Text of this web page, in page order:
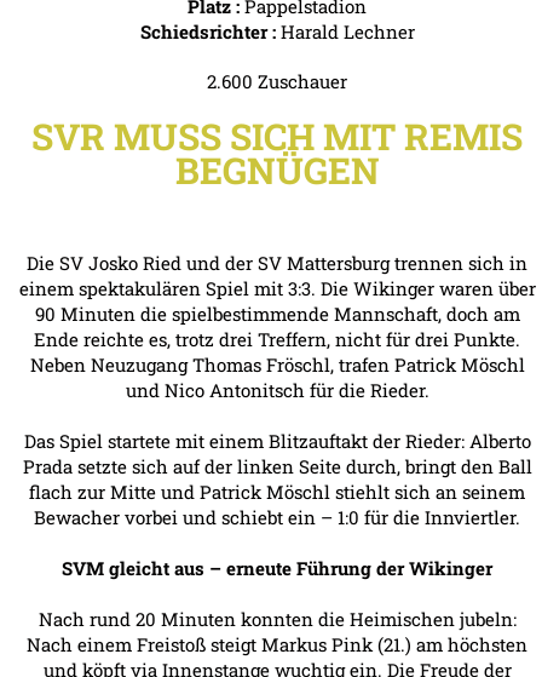
Platz : Pappelstadion
Schiedsrichter : Harald Lechner
2.600 Zuschauer
SVR MUSS SICH MIT REMIS
BEGNÜGEN
Die SV Josko Ried und der SV Mattersburg trennen sich in
einem spektakulären Spiel mit 3:3. Die Wikinger waren über
90 Minuten die spielbestimmende Mannschaft, doch am
Ende reichte es, trotz drei Treffern, nicht für drei Punkte.
Neben Neuzugang Thomas Fröschl, trafen Patrick Möschl
und Nico Antonitsch für die Rieder.
Das Spiel startete mit einem Blitzauftakt der Rieder: Alberto
Prada setzte sich auf der linken Seite durch, bringt den Ball
flach zur Mitte und Patrick Möschl stiehlt sich an seinem
Bewacher vorbei und schiebt ein – 1:0 für die Innviertler.
SVM gleicht aus – erneute Führung der Wikinger
Nach rund 20 Minuten konnten die Heimischen jubeln:
Nach einem Freistoß steigt Markus Pink (21.) am höchsten
und köpft via Innenstange wuchtig ein. Die Freude der